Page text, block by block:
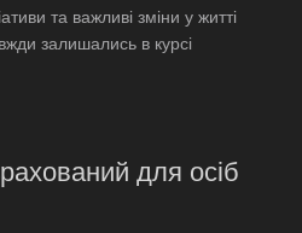
та важливі зміни у житті
залишались в курсі
для осіб